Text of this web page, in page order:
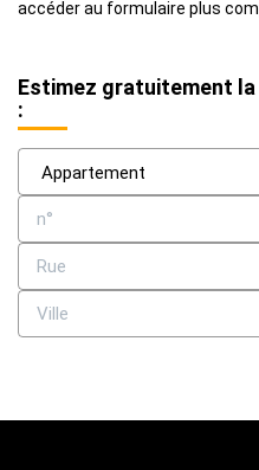
accéder au formulaire plus
Estimez gratuitement
: